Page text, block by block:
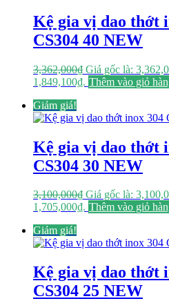
Kệ gia vị dao thớt
CS304 40 NEW
3,362,000₫ Giá gốc là:
1,849,100₫. Thêm vào giỏ
Giảm giá!
Kệ gia vị dao thớt
CS304 30 NEW
3,100,000₫ Giá gốc là:
1,705,000₫. Thêm vào giỏ
Giảm giá!
Kệ gia vị dao thớt
CS304 25 NEW